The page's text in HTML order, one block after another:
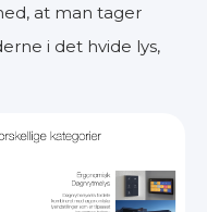
at man tager
i det hvide lys,